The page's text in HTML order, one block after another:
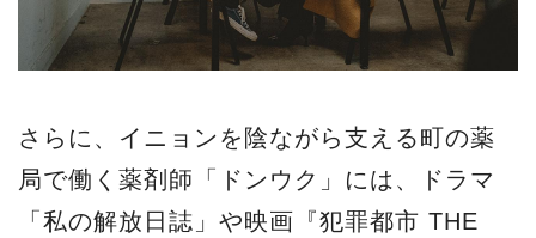
さらに、イニョンを陰ながら支える町の薬
局で働く薬剤師「ドンウク」には、ドラマ
「私の解放日誌」や映画『犯罪都市 THE